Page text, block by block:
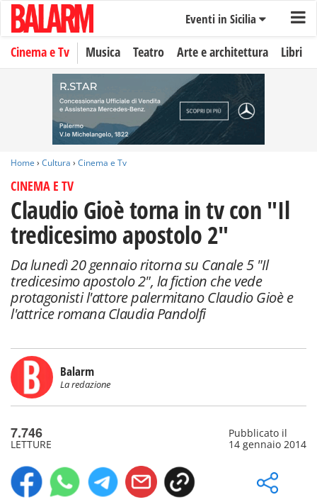
Eventi in Sicilia
Cinema e Tv Musica Teatro Arte e architettura Libri
Home › Cultura › Cinema e Tv
CINEMA E TV
Claudio Gioè torna in tv con "Il
tredicesimo apostolo 2"
Da lunedì 20 gennaio ritorna su Canale 5 "Il
tredicesimo apostolo 2", la fiction che vede
protagonisti l'attore palermitano Claudio Gioè e
l'attrice romana Claudia Pandolfi
Balarm
La redazione
7.746
LETTURE
Pubblicato il
14 gennaio 2014